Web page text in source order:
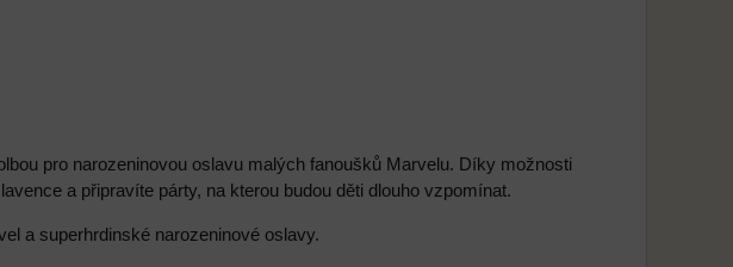
pro narozeninovou oslavu malých fanoušků Marvelu. Díky možnosti
a připravíte párty, na kterou budou děti dlouho vzpomínat.
a superhrdinské narozeninové oslavy.